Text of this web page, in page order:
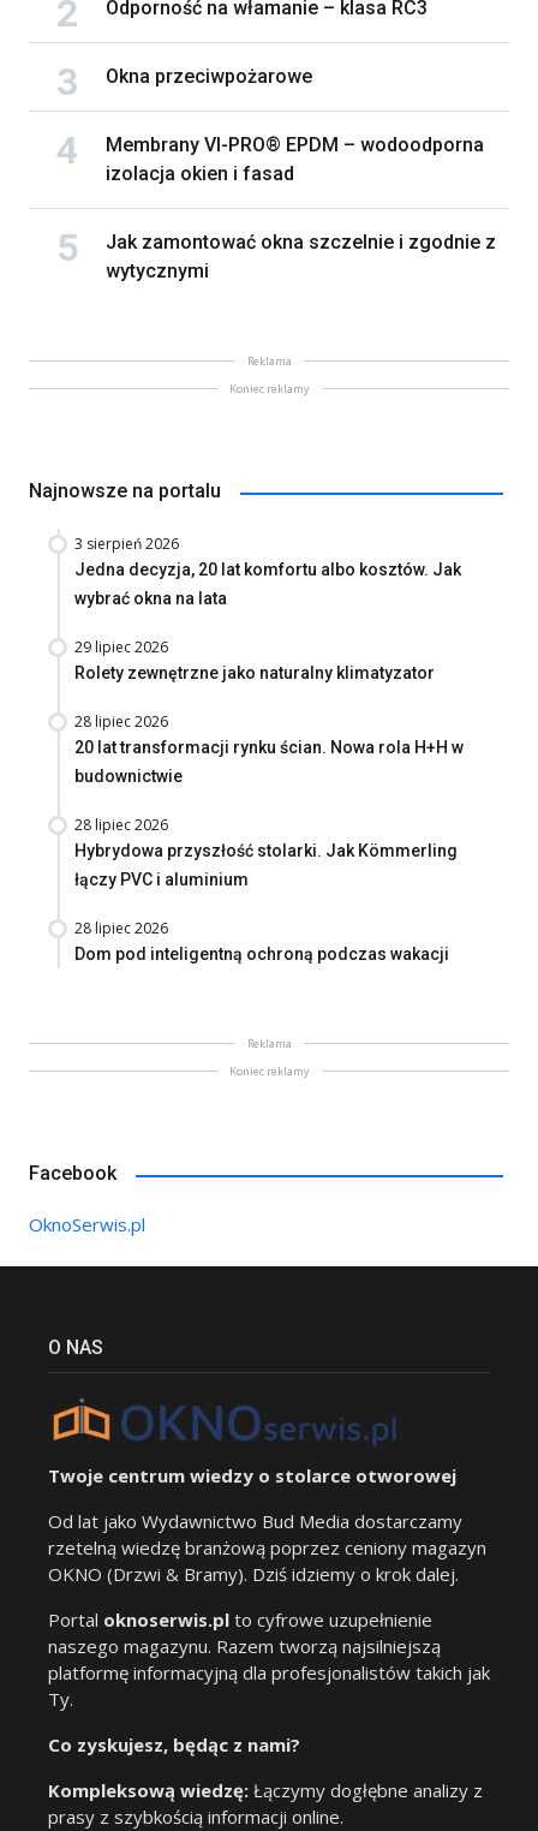
Odporność na włamanie – klasa RC3
Okna przeciwpożarowe
Membrany VI-PRO® EPDM – wodoodporna
izolacja okien i fasad
Jak zamontować okna szczelnie i zgodnie z
wytycznymi
Reklama
Koniec reklamy
Najnowsze na portalu
3 sierpień 2026
Jedna decyzja, 20 lat komfortu albo kosztów. Jak
wybrać okna na lata
29 lipiec 2026
Rolety zewnętrzne jako naturalny klimatyzator
28 lipiec 2026
20 lat transformacji rynku ścian. Nowa rola H+H w
budownictwie
28 lipiec 2026
Hybrydowa przyszłość stolarki. Jak Kömmerling
łączy PVC i aluminium
28 lipiec 2026
Dom pod inteligentną ochroną podczas wakacji
Reklama
Koniec reklamy
Facebook
OknoSerwis.pl
O NAS
Twoje centrum wiedzy o stolarce otworowej
Od lat jako Wydawnictwo Bud Media dostarczamy
rzetelną wiedzę branżową poprzez ceniony magazyn
OKNO (Drzwi & Bramy). Dziś idziemy o krok dalej.
Portal oknoserwis.pl to cyfrowe uzupełnienie
naszego magazynu. Razem tworzą najsilniejszą
platformę informacyjną dla profesjonalistów takich jak
Ty.
Co zyskujesz, będąc z nami?
Kompleksową wiedzę: Łączymy dogłębne analizy z
prasy z szybkością informacji online.